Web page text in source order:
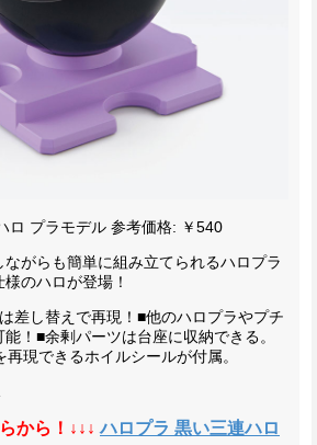
ロ プラモデル 参考価格: ￥540
がらも簡単に組み立てられるハロプラ
のハロが登場！
差し替えで再現！ ■他のハロプラやプチ
！ ■余剰パーツは台座に収納できる。
現できるホイルシールが付属。
から！↓↓↓ ハロプラ 黒い三連ハロ